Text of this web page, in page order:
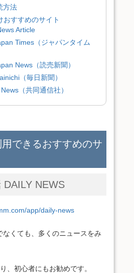
方法
おすすめのサイト
Article
Times（ジャパンタイム
News（読売新聞）
（毎日新聞）
（共同通信社）
できるおすすめのサ
DAILY NEWS
app/daily-news
なくても、多くのニュースをみ
、初心者にもお勧めです。